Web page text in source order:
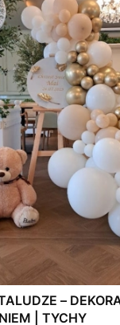
–
| TYCHY